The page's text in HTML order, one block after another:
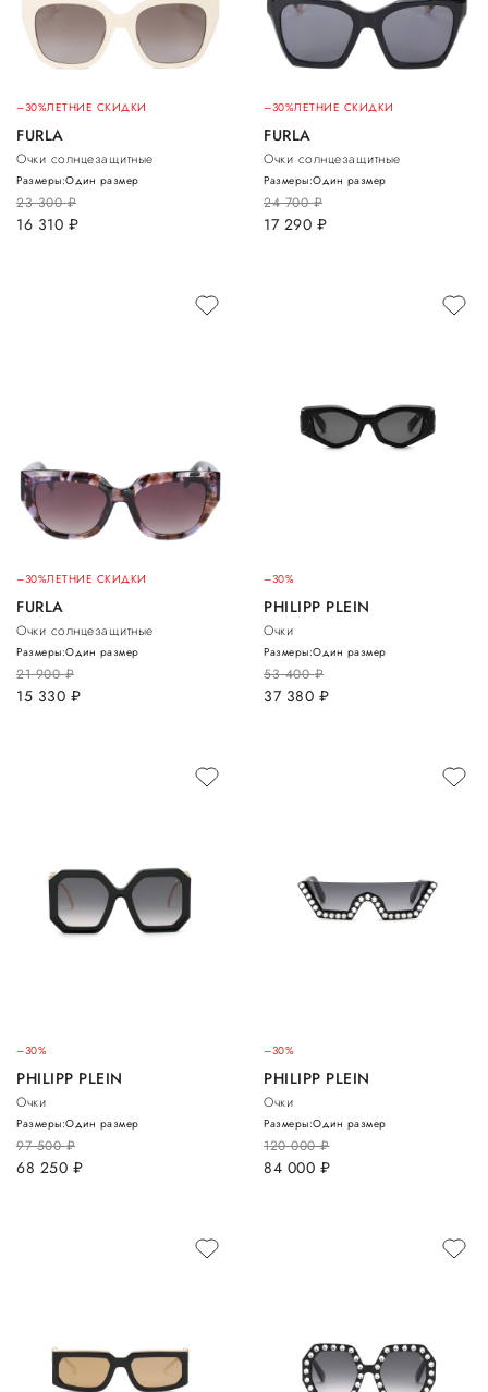
–30%ЛЕТНИЕ СКИДКИ
FURLA
Очки солнцезащитные
23 300руб.
16 310 руб.
Размеры:Один размер
–30%ЛЕТНИЕ СКИДКИ
FURLA
Очки солнцезащитные
24 700руб.
17 290 руб.
Размеры:Один размер
–30%ЛЕТНИЕ СКИДКИ
FURLA
Очки солнцезащитные
21 900руб.
15 330 руб.
Размеры:Один размер
–30%
PHILIPP PLEIN
Очки
53 400руб.
37 380 руб.
Размеры:Один размер
–30%
PHILIPP PLEIN
Очки
97 500руб.
68 250 руб.
Размеры:Один размер
–30%
PHILIPP PLEIN
Очки
120 000руб.
84 000 руб.
Размеры:Один размер